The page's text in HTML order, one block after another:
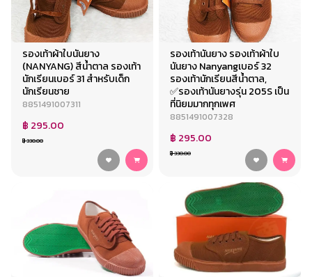
รองเท้าผ้าใบนันยาง
(NANYANG) สีน้ำตาล รองเท้า
นักเรียนเบอร์ 31 สำหรับเด็ก
นักเรียนชาย
8851491007311
฿ 295.00
฿ 330.00
รองเท้านันยาง รองเท้าผ้าใบ
นันยาง Nanyangเบอร์ 32
รองเท้านักเรียนสีน้ำตาล,
✅รองเท้านันยางรุ่น 205S เป็น
ที่นิยมมากทุกเพศ
8851491007328
฿ 295.00
฿ 330.00